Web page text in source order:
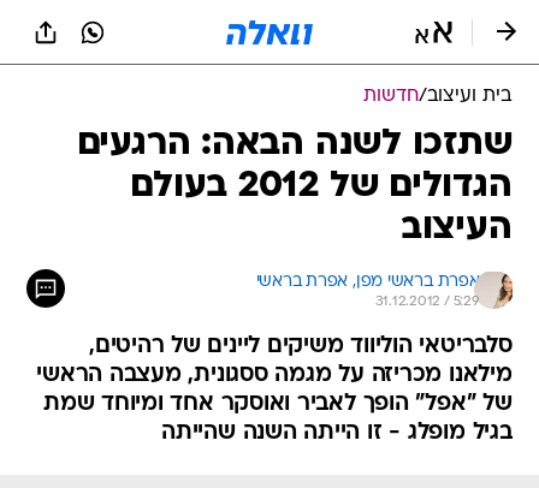
בית ועיצוב/חדשות
שתזכו לשנה הבאה: הרגעים
הגדולים של 2012 בעולם
העיצוב
אפרת בראשי מפן, אפרת בראשי
31.12.2012 / 5:29
סלבריטאי הוליווד משיקים ליינים של רהיטים,
מילאנו מכריזה על מגמה ססגונית, מעצבה הראשי
של "אפל" הופך לאביר ואוסקר אחד ומיוחד שמת
בגיל מופלג - זו הייתה השנה שהייתה